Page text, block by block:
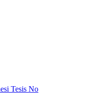
Tesis No